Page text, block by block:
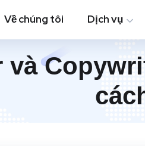
Về chúng tôi Dịch vụ
và